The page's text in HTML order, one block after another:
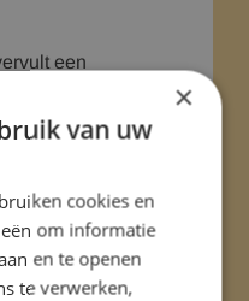
een
maar ook
van
kan worden
×
van uw
cookies en
om informatie
en te openen
te verwerken,